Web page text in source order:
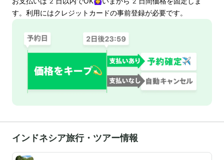
す。利用にはクレジットカードの事前登録が必要です。
インドネシア旅行・ツアー情報